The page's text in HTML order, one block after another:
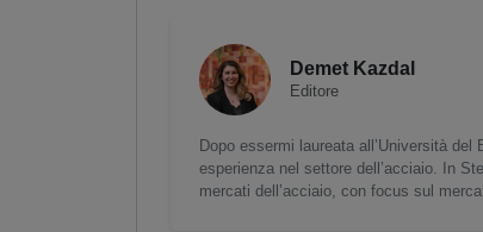
Demet Kazdal
Editore
Dopo essermi laureata all’Università
esperienza nel settore dell’acciaio. In
mercati dell’acciaio, con focus sul